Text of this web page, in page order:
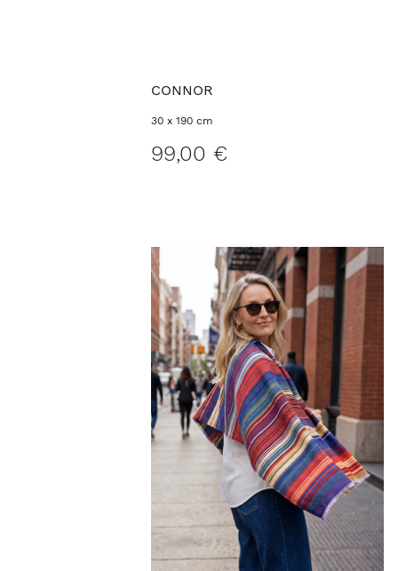
CONNOR
30 x 190 cm
99,00 €